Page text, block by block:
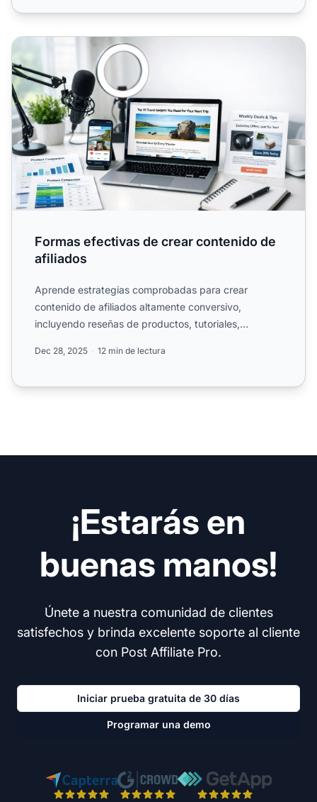
Formas efectivas de crear contenido de afiliados
Formas efectivas de crear contenido de
afiliados
Aprende estrategias comprobadas para crear
contenido de afiliados altamente conversivo,
incluyendo reseñas de productos, tutoriales,
Dec 28, 2025 12 min de lectura
¡Estarás en
buenas manos!
Únete a nuestra comunidad de clientes
satisfechos y brinda excelente soporte al cliente
con Post Affiliate Pro.
Iniciar prueba gratuita de 30 días
Programar una demo